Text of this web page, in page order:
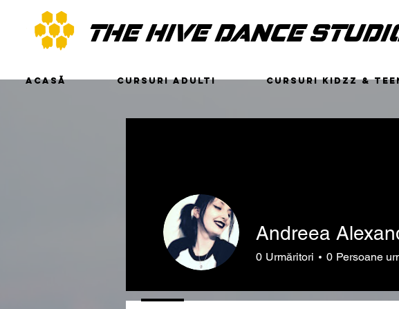
THE HIVE DANCE
ACASĂ CURSURI ADULTI CURSURI KIDZZ &
Andreea
0 Urmăritori 0 Persoane